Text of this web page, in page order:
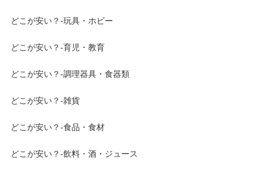
どこが安い？-玩具・ホビー
どこが安い？-育児・教育
どこが安い？-調理器具・食器類
どこが安い？-雑貨
どこが安い？-食品・食材
どこが安い？-飲料・酒・ジュース